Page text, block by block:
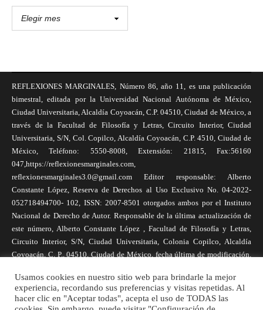
REFLEXIONES MARGINALES, Número 86, año 11, es una publicación
bimestral, editada por la Universidad Nacional Autónoma de México,
Ciudad Universitaria, Alcaldía Coyoacán, C.P. 04510, Ciudad de México, a
través de la Facultad de Filosofía y Letras, Circuito Interior, Ciudad
Universitaria, S/N, Col. Copilco, Alcaldía Coyoacán, C.P. 4510, Ciudad de
México, Teléfono: 5550-8008, Extensión: 21815, Fax:56160
047,https://reflexionesmarginales.com,
reflexionesmarginales3.0@gmail.com Editor responsable: Alberto
Constante López, Reserva de Derechos al Uso Exclusivo No. 04-2022-
052718494700- 102, ISSN: 2007-8501 otorgados ambos por el Instituto
Nacional de Derecho de Autor. Responsable de la última actualización de
este número, Alberto Constante López , Facultad de Filosofía y Letras,
Circuito Interior, S/N, Ciudad Universitaria, Colonia Copilco, Alcaldía
Coyoacán, C. P., 04510, Ciudad de México, fecha última de modificación,
necesariamente reflejan la postura de la revista, ni de Universidad Nacional
Autónoma de México. Los autores son responsables de los contenidos de
sus artículos. Se autoriza la reproducción total o parcial de los textos aquí
Usamos cookies en nuestro sitio web para brindarle la mejor
experiencia, recordando sus preferencias y visitas repetidas. Al
hacer clic en "Aceptar todas", acepta el uso de TODAS las